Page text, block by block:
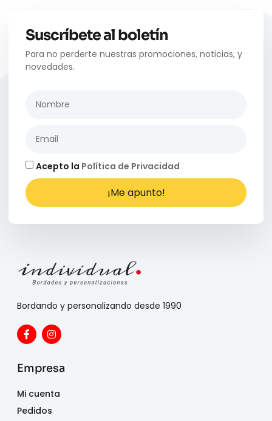
Suscríbete al boletín
Para no perderte nuestras promociones, noticias, y
novedades.
Acepto la Política de Privacidad
¡Me apunto!
Bordando y personalizando desde 1990
Empresa
Mi cuenta
Pedidos